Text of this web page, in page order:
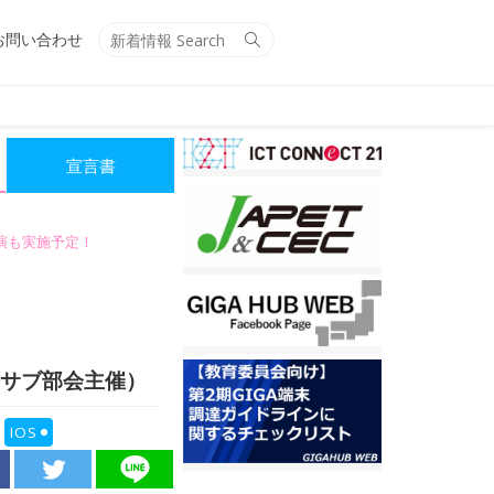
Search
問い合わせ
宣言書
実施予定！
ブ部会主催）
IOS